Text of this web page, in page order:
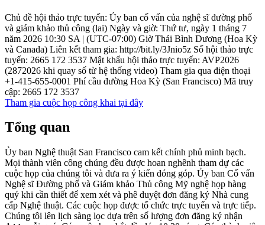
Chủ đề hội thảo trực tuyến: Ủy ban cố vấn của nghệ sĩ đường phố
và giám khảo thủ công (lai) Ngày và giờ: Thứ tư, ngày 1 tháng 7
năm 2026 10:30 SA | (UTC-07:00) Giờ Thái Bình Dương (Hoa Kỳ
và Canada) Liên kết tham gia: http://bit.ly/3Jnio5z Số hội thảo trực
tuyến: 2665 172 3537 Mật khẩu hội thảo trực tuyến: AVP2026
(2872026 khi quay số từ hệ thống video) Tham gia qua điện thoại
+1-415-655-0001 Phí cầu đường Hoa Kỳ (San Francisco) Mã truy
cập: 2665 172 3537
Tham gia cuộc họp công khai tại đây
Tổng quan
Ủy ban Nghệ thuật San Francisco cam kết chính phủ minh bạch.
Mọi thành viên công chúng đều được hoan nghênh tham dự các
cuộc họp của chúng tôi và đưa ra ý kiến đóng góp. Ủy ban Cố vấn
Nghệ sĩ Đường phố và Giám khảo Thủ công Mỹ nghệ họp hàng
quý khi cần thiết để xem xét và phê duyệt đơn đăng ký Nhà cung
cấp Nghệ thuật. Các cuộc họp được tổ chức trực tuyến và trực tiếp.
Chúng tôi lên lịch sàng lọc dựa trên số lượng đơn đăng ký nhận